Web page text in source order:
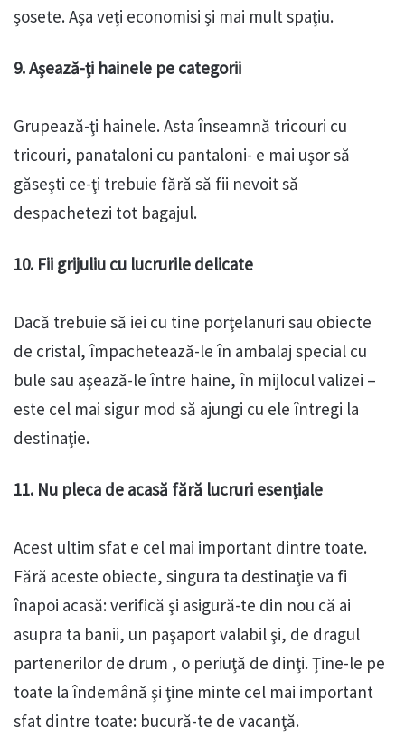
şosete. Aşa veţi economisi şi mai mult spaţiu.
9. Aşează-ţi hainele pe categorii
Grupează-ţi hainele. Asta înseamnă tricouri cu
tricouri, panataloni cu pantaloni- e mai uşor să
găseşti ce-ţi trebuie fără să fii nevoit să
despachetezi tot bagajul.
10. Fii grijuliu cu lucrurile delicate
Dacă trebuie să iei cu tine porţelanuri sau obiecte
de cristal, împachetează-le în ambalaj special cu
bule sau aşează-le între haine, în mijlocul valizei –
este cel mai sigur mod să ajungi cu ele întregi la
destinaţie.
11. Nu pleca de acasă fără lucruri esenţiale
Acest ultim sfat e cel mai important dintre toate.
Fără aceste obiecte, singura ta destinaţie va fi
înapoi acasă: verifică şi asigură-te din nou că ai
asupra ta banii, un paşaport valabil şi, de dragul
partenerilor de drum , o periuţă de dinţi. Ţine-le pe
toate la îndemână şi ţine minte cel mai important
sfat dintre toate: bucură-te de vacanţă.